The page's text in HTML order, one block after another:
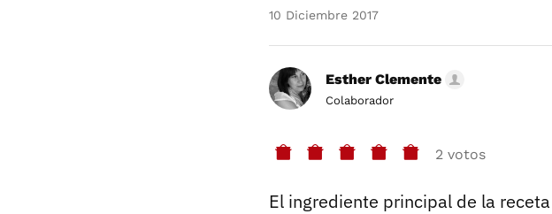
10 Diciembre 2017
Esther Clemente
Colaborador
2 votos
El ingrediente principal de la